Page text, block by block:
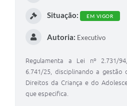
Situação: EM VIGOR
Autoria: Executivo
Regulamenta a Lei nº 2.731/
6.741/25, disciplinando a gestão
Direitos da Criança e do
que especifica.